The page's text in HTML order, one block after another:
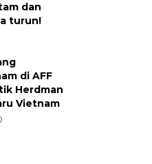
dan
turun!
di AFF
Herdman
Vietnam